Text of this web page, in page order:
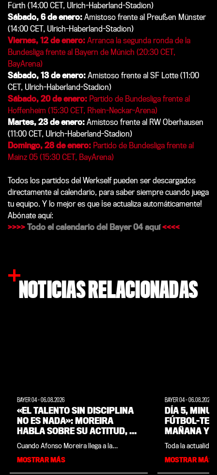
Fürth (14:00 CET, Ulrich-Haberland-Stadion)
Sábado, 6 de enero: Amistoso frente al Preußen Münster
(14:00 CET, Ulrich-Haberland-Stadion)
Viernes, 12 de enero: Arranca la segunda ronda de la
Bundesliga frente al Bayern de Múnich (20:30 CET,
BayArena)
Sábado, 13 de enero: Amistoso frente al SF Lotte (11:00
CET, Ulrich-Haberland-Stadion)
Sábado, 20 de enero: Partido de Bundesliga frente al
Hoffenheim (15:30 CET, Rhein-Neckar-Arena)
Martes, 23 de enero: Amistoso frente al RW Oberhausen
(11:00 CET, Ulrich-Haberland-Stadion)
Domingo, 28 de enero: Partido de Bundesliga frente al
Mainz 05 (15:30 CET, BayArena)
Todos los partidos del Werkself pueden ser descargados
directamente al calendario, para saber siempre cuando juega
tu equipo. Y lo mejor es que ¡se actualiza automáticamente!
Abónate aquí:
>>>> Todo el calendario del Bayer 04 aquí<<<<
NOTICIAS RELACIONADAS
BAYER 04-06.08.2026
«EL TALENTO SIN DISCIPLINA
NO ES NADA»: MOREIRA
HABLA SOBRE SU ACTITUD, SU
FAMILIA Y SUS OBJETIVOS
Cuando Afonso Moreira llega a la
entrevista con bayer04.de, lo primero que
hace es respirar hondo. A la pregunta de
MOSTRAR MÁS
BAYER 04-06.08.2026
DÍA 5,
FÚTBOL-
MAÑANA Y
EQUIPO
STAGE DE
WEIMARER
Toda la
pretemporada
Land, reunida en
MOSTRAR MÁS